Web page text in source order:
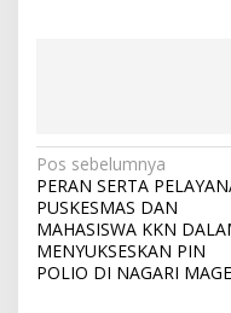
N
a
v
i
Pos sebelumnya
PERAN SERTA
PUSKESMAS DAN
MAHASISWA KKN
MENYUKSESKAN PIN
POLIO DI NAGARI